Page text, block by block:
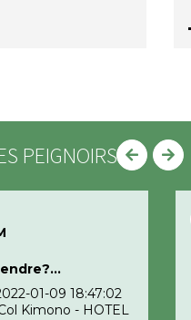
PEIGNOIRS
01-09 18:47:02
Kimono - HOTEL